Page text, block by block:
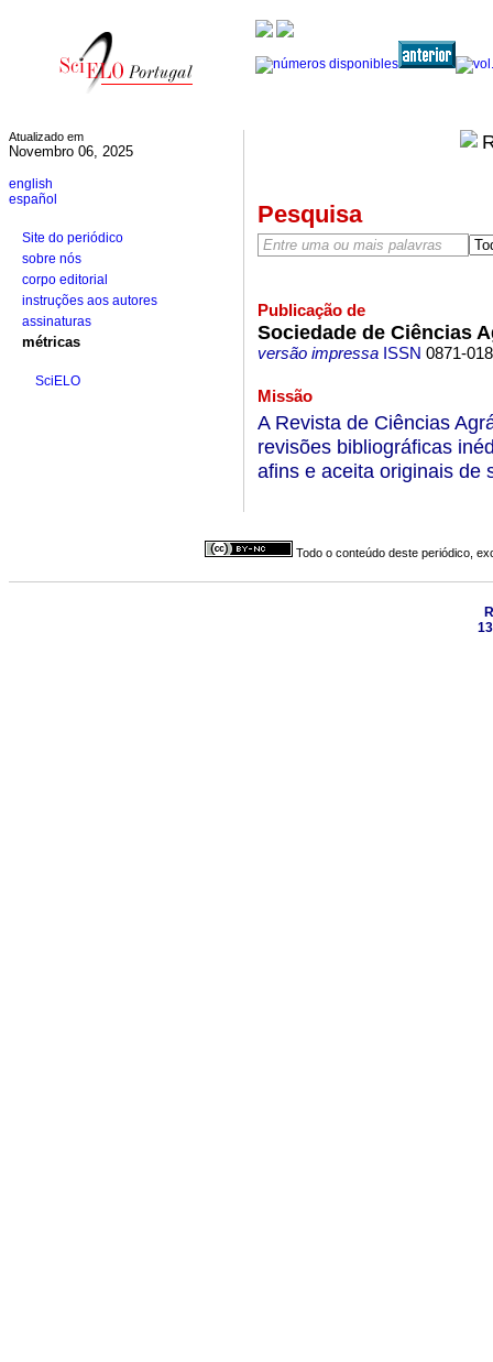
Atualizado em
Novembro 06, 2025
english
español
Site do periódico
sobre nós
corpo editorial
instruções aos autores
assinaturas
métricas
SciELO
Pesquisa
Publicação de
Sociedade de Ciências
versão impressaISSN 0871-
Missão
A Revista de Ciências
revisões bibliográficas
afins e aceita originais de
Todo o conteúdo deste periódico,